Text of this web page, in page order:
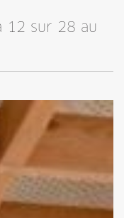
12 sur 28 au